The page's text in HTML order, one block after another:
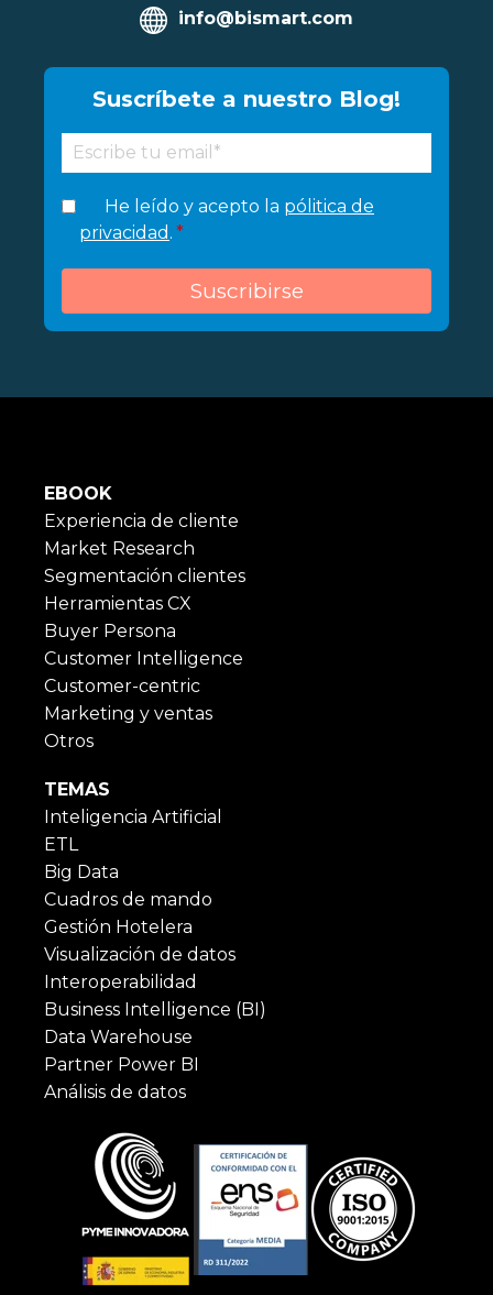
info@bismart.com
Suscríbete a nuestro Blog!
He leído y acepto la pólitica de
privacidad . *
EBOOK
Experiencia de cliente
Market Research
Segmentación clientes
Herramientas CX
Buyer Persona
Customer Intelligence
Customer-centric
Marketing y ventas
Otros
TEMAS
Inteligencia Artificial
ETL
Big Data
Cuadros de mando
Gestión Hotelera
Visualización de datos
Interoperabilidad
Business Intelligence (BI)
Data Warehouse
Partner Power BI
Análisis de datos